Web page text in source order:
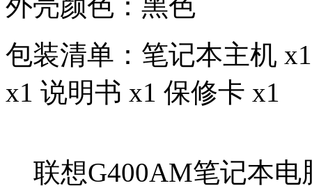
包装清单：笔记本主机
x1 说明书 x1 保修卡 x1
联想G400AM笔记本电